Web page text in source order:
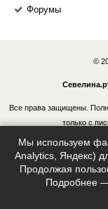
Форумы
©
Все права защищены.
только с
В случае обнаружения
ответственности в
Мы используем
Analytics, Яндекс)
Продолжая
Подробнее